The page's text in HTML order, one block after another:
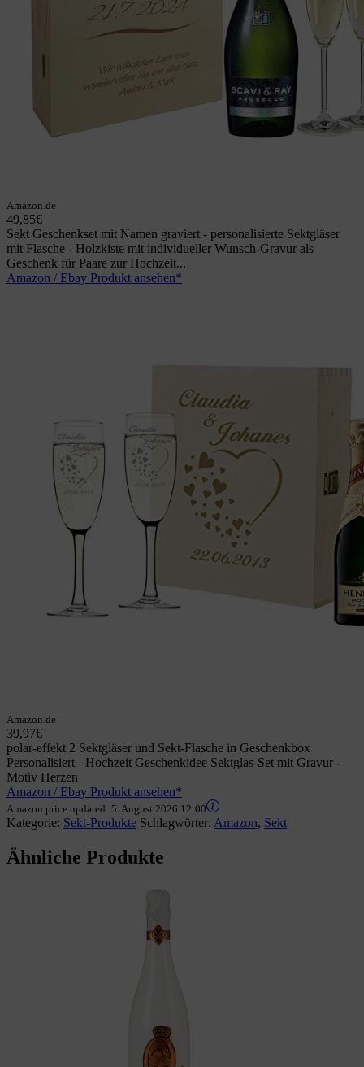
Amazon.de
49,85€
Sekt Geschenkset mit Namen graviert - personalisierte Sektgläser
mit Flasche - Holzkiste mit individueller Wunsch-Gravur als
Geschenk für Paare zur Hochzeit...
Amazon / Ebay Produkt ansehen*
Amazon.de
39,97€
polar-effekt 2 Sektgläser und Sekt-Flasche in Geschenkbox
Personalisiert - Hochzeit Geschenkidee Sektglas-Set mit Gravur -
Motiv Herzen
Amazon / Ebay Produkt ansehen*
Amazon price updated: 5. August 2026 12:00
Kategorie: Sekt-Produkte Schlagwörter: Amazon, Sekt
Ähnliche Produkte